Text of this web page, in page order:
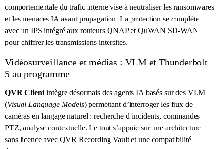
comportementale du trafic interne vise à neutraliser les ransomwares
et les menaces IA avant propagation. La protection se complète
avec un IPS intégré aux routeurs QNAP et QuWAN SD-WAN
pour chiffrer les transmissions intersites.
Vidéosurveillance et médias : VLM et Thunderbolt
5 au programme
QVR Client intègre désormais des agents IA basés sur des VLM
(Visual Language Models) permettant d’interroger les flux de
caméras en langage naturel : recherche d’incidents, commandes
PTZ, analyse contextuelle. Le tout s’appuie sur une architecture
sans licence avec QVR Recording Vault et une compatibilité